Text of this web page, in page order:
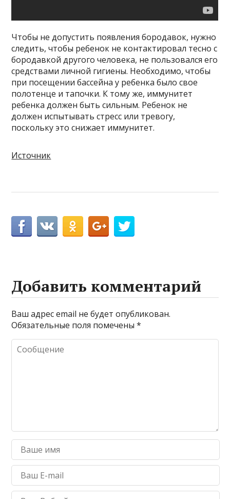
Чтобы не допустить появления бородавок, нужно
следить, чтобы ребенок не контактировал тесно с
бородавкой другого человека, не пользовался его
средствами личной гигиены. Необходимо, чтобы
при посещении бассейна у ребенка было свое
полотенце и тапочки. К тому же, иммунитет
ребенка должен быть сильным. Ребенок не
должен испытывать стресс или тревогу,
поскольку это снижает иммунитет.
Источник
Добавить комментарий
Ваш адрес email не будет опубликован.
Обязательные поля помечены*